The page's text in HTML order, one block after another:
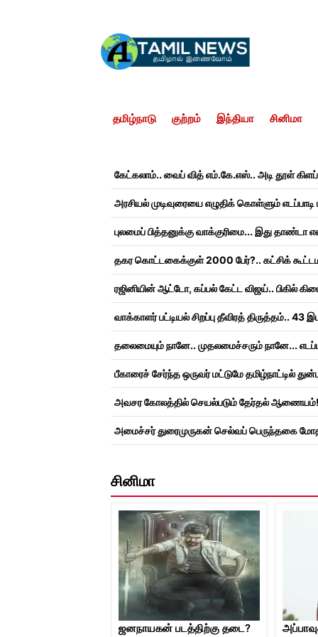
தமிழ்நாடு குற்றம் இந்தியா சினிமா
புலமைப் பித்தனுக்கு வாக்குரிமை... இது தாண்டா
சினிமா
ஜனநாயகன் படத்திற்கு தடை?